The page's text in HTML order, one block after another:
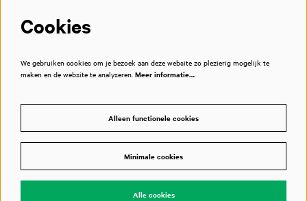
Cookies
We gebruiken cookies om je bezoek aan deze website zo plezierig mogelijk te
maken en de website te analyseren. Meer informatie…
Alleen functionele cookies
Minimale cookies
Alle cookies